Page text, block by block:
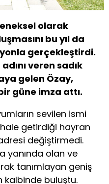
olarak
bu yıl da
gerçekleştirdi.
veren sadık
gelen Özay,
güne imza attı.
sevilen ismi
getirdiği hayran
değiştirmedi.
yanında olan ve
tanımlayan geniş
kalbinde buluştu.